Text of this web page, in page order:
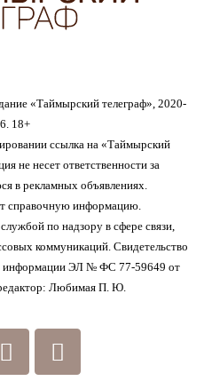
«Таймырский телеграф», 2020-
18+
ссылка на «Таймырский
не несет ответственности за
в рекламных объявлениях.
справочную информацию.
по надзору в сфере связи,
коммуникаций. Свидетельство
информации ЭЛ № ФС 77-59649 от
Любимая П. Ю.